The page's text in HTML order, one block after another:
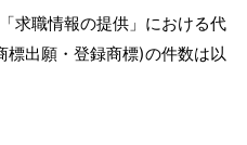
求職情報の提供」における代
出願・登録商標)の件数は以